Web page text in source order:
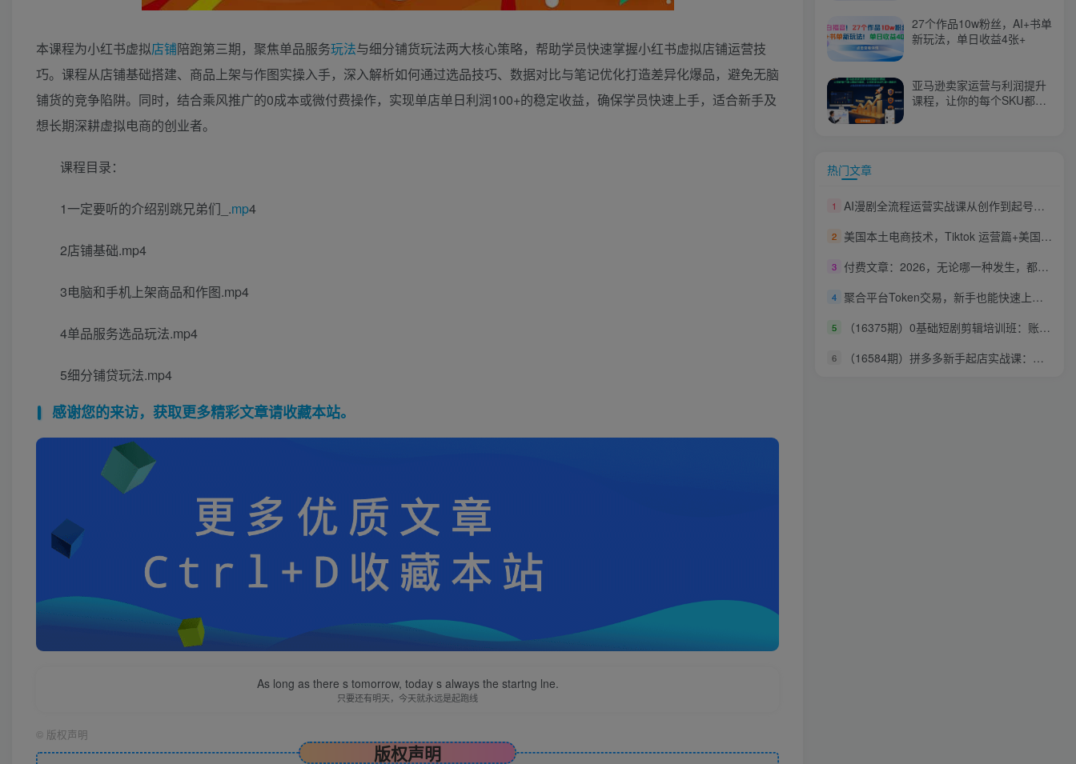
本课程为小红书虚拟店铺陪跑第三期，聚焦单品服务玩法与细分铺货玩法两大核心策略，帮助学员快速掌握小红书虚拟店铺运营技
巧。课程从店铺基础搭建、商品上架与作图实操入手，深入解析如何通过选品技巧、数据对比与笔记优化打造差异化爆品，避免无脑
铺货的竞争陷阱。同时，结合乘风推广的0成本或微付费操作，实现单店单日利润100+的稳定收益，确保学员快速上手，适合新手及
想长期深耕虚拟电商的创业者。
课程目录：
1一定要听的介绍别跳兄弟们_.mp4
2店铺基础.mp4
3电脑和手机上架商品和作图.mp4
4单品服务选品玩法.mp4
5细分铺贷玩法.mp4
感谢您的来访，获取更多精彩文章请收藏本站。
As long as there s tomorrow, today s always the startng lne.
只要还有明天，今天就永远是起跑线
© 版权声明
版权声明
27个作品10w粉丝，AI+书单
新玩法，单日收益4张+
亚马逊卖家运营与利润提升
课程，让你的每个SKU都成
热门文章
1 AI漫剧全流程运营实战课从创作到起号一站式教学，掌握完整变现路径，轻松打造长期轻资产副业
2 美国本土电商技术，Tiktok 运营篇+美国小红书篇+本土银行篇
3 付费文章：2026，无论哪一种发生，都将掀起滔天巨浪
4 聚合平台Token交易，新手也能快速上手，空闲时间轻松赚收益
5 （16375期）0基础短剧剪辑培训班：账号定位+混剪技术+多平台分发全流程，轻松月入过万
6 （16584期）拼多多新手起店实战课：小白快速上手拼多多运营，避开踩坑，全是实操干货